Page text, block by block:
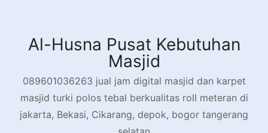
contentAl-Husna Pusat Kebutuhan
Masjid
089601036263 jual jam digital masjid dan karpet
masjid turki polos tebal berkualitas roll meteran di
jakarta, Bekasi, Cikarang, depok, bogor tangerang